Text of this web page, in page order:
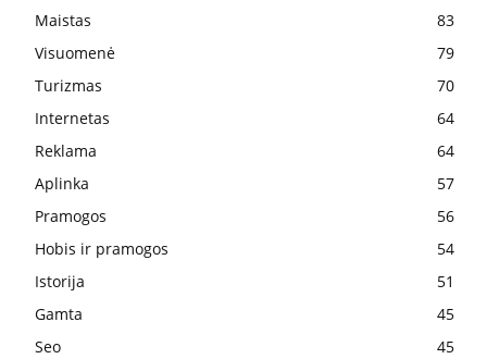
Maistas
83
Visuomenė
79
Turizmas
70
Internetas
64
Reklama
64
Aplinka
57
Pramogos
56
Hobis ir pramogos
54
Istorija
51
Gamta
45
Seo
45